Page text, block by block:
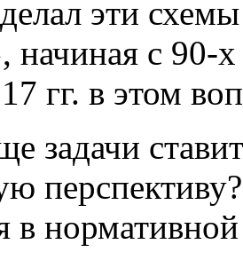
эти
начиная с 90-
гг. в этом
задачи
в нормативной